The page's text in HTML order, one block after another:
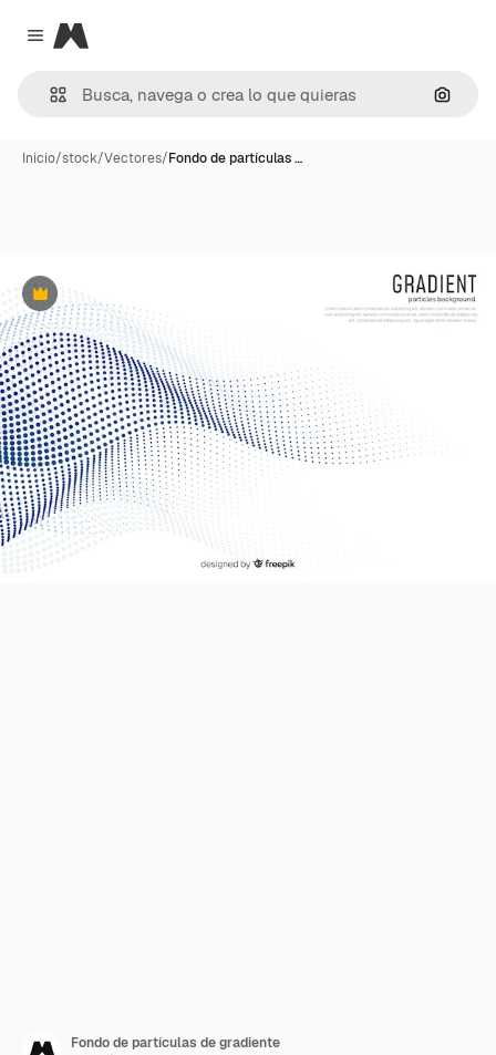
Close menu
Magnific
Inicio/stock/Vectores/Fondo de partículas …
Premium
Fondo de partículas de gradiente